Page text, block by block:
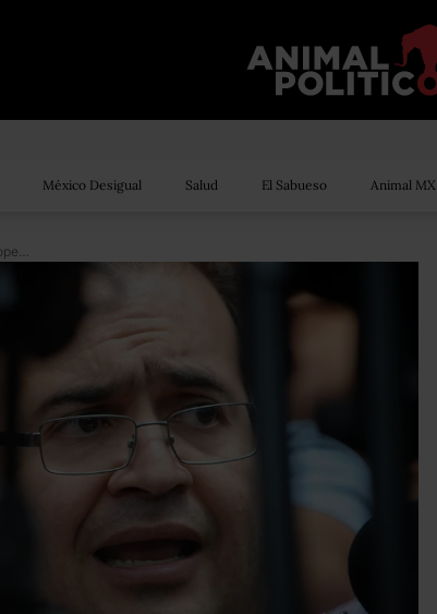
México Desigual Salud El Sabueso Animal MX
Inician los primeros 7 juicios contra operadores de empresas fantasma en Veracruz